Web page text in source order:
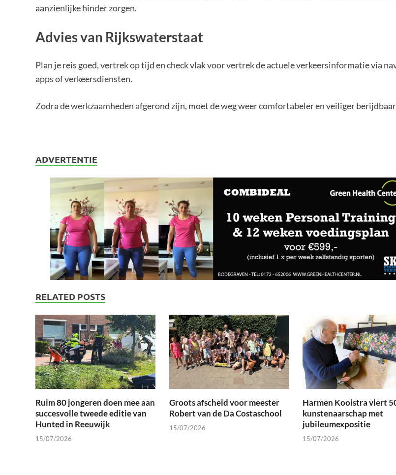
aanzienlijke hinder zorgen.
Advies van Rijkswaterstaat
Plan je reis goed, vertrek op tijd en check vlak voor vertrek de actuele verkeersinformatie via
apps of verkeersdiensten.
Zodra de werkzaamheden afgerond zijn, moet de weg weer comfortabeler en veiliger
ADVERTENTIE
RELATED POSTS
Ruim 80 jongeren doen mee aan
succesvolle tweede editie van
Hunted in Reeuwijk
15/07/2026
Groots afscheid voor meester
Robert van de Da Costaschool
15/07/2026
Harmen Kooistra viert
kunstenaarschap met
jubileumexpositie
15/07/2026